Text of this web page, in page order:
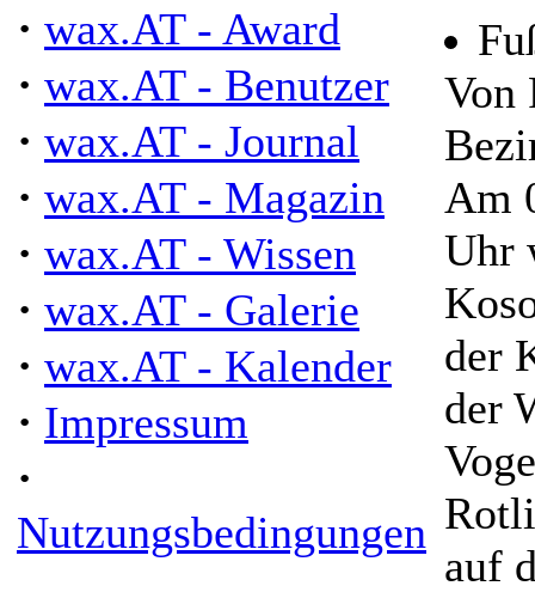
· wax.AT - Award
· wax.AT - Benutzer
· wax.AT - Journal
· wax.AT - Magazin
· wax.AT - Wissen
· wax.AT - Galerie
· wax.AT - Kalender
· Impressum
·
Nutzungsbedingungen
Von
Am
Uhr
der
der
auf